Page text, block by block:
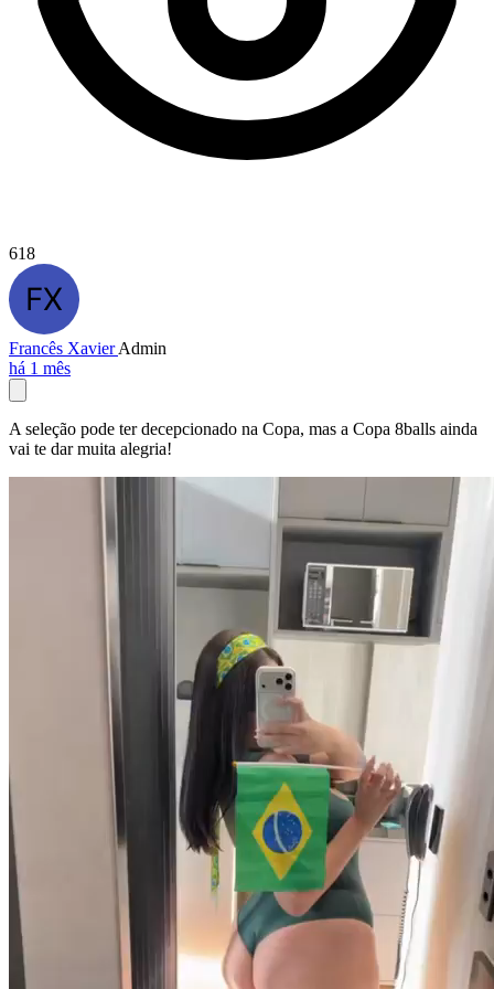
618
Francês XavierAdmin
há 1 mês
A seleção pode ter decepcionado na Copa, mas a Copa 8balls ainda
vai te dar muita alegria!